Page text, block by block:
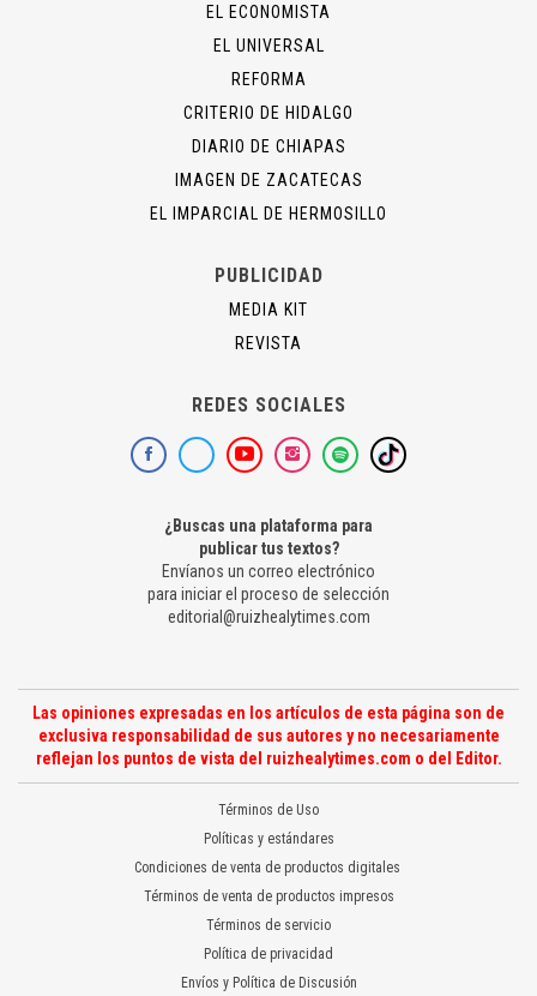
EL ECONOMISTA
EL UNIVERSAL
REFORMA
CRITERIO DE HIDALGO
DIARIO DE CHIAPAS
IMAGEN DE ZACATECAS
EL IMPARCIAL DE HERMOSILLO
PUBLICIDAD
MEDIA KIT
REVISTA
REDES SOCIALES
¿Buscas una plataforma para
publicar tus textos?
Envíanos un correo electrónico
para iniciar el proceso de selección
editorial@ruizhealytimes.com
Las opiniones expresadas en los artículos de esta página son de
exclusiva responsabilidad de sus autores y no necesariamente
reflejan los puntos de vista del ruizhealytimes.com o del Editor.
Términos de Uso
Políticas y estándares
Condiciones de venta de productos digitales
Términos de venta de productos impresos
Términos de servicio
Política de privacidad
Envíos y Política de Discusión